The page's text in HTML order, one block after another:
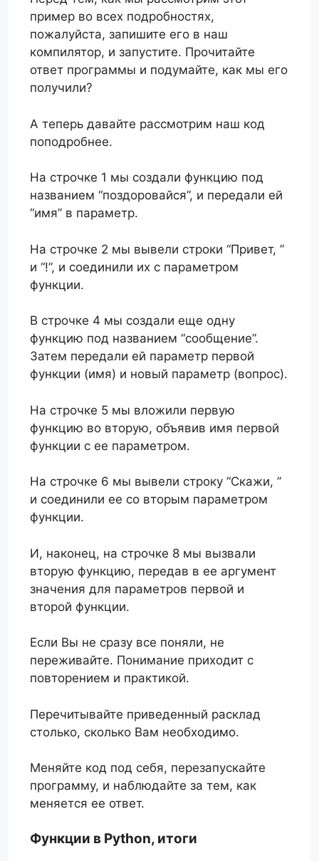
пример во всех подробностях,
пожалуйста, запишите его в наш
компилятор, и запустите. Прочитайте
ответ программы и подумайте, как мы его
получили?
А теперь давайте рассмотрим наш код
поподробнее.
На строчке 1 мы создали функцию под
названием “поздоровайся”, и передали ей
“имя” в параметр.
На строчке 2 мы вывели строки “Привет, ”
и “!”, и соединили их с параметром
функции.
В строчке 4 мы создали еще одну
функцию под названием “сообщение”.
Затем передали ей параметр первой
функции (имя) и новый параметр (вопрос).
На строчке 5 мы вложили первую
функцию во вторую, объявив имя первой
функции с ее параметром.
На строчке 6 мы вывели строку “Скажи, ”
и соединили ее со вторым параметром
функции.
И, наконец, на строчке 8 мы вызвали
вторую функцию, передав в ее аргумент
значения для параметров первой и
второй функции.
Если Вы не сразу все поняли, не
переживайте. Понимание приходит с
повторением и практикой.
Перечитывайте приведенный расклад
столько, сколько Вам необходимо.
Меняйте код под себя, перезапускайте
программу, и наблюдайте за тем, как
меняется ее ответ.
Функции в Python, итоги